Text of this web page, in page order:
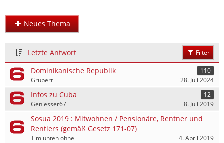
Neues Thema
Letzte Antwort Filter
Dominikanische Republik
110
Grubert
28. Juli 2024
Infos zu Cuba
12
Geniesser67
8. Juli 2019
Sosua 2019 : Mitwohnen / Pensionäre, Rentner und
Rentiers (gemäß Gesetz 171-07)
Tim unten ohne 4. April 2019